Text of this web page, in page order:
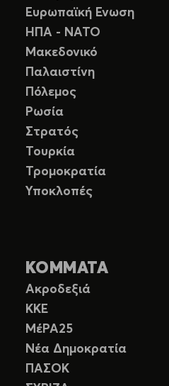
Ευρωπαϊκή Ενωση
ΗΠΑ - ΝΑΤΟ
Μακεδονικό
Παλαιστίνη
Πόλεμος
Ρωσία
Στρατός
Τουρκία
Τρομοκρατία
Υποκλοπές
ΚΟΜΜΑΤΑ
Ακροδεξιά
ΚΚΕ
ΜέΡΑ25
Νέα Δημοκρατία
ΠΑΣΟΚ